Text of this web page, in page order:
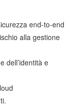
end-to-end
alla gestione
dell’identità e